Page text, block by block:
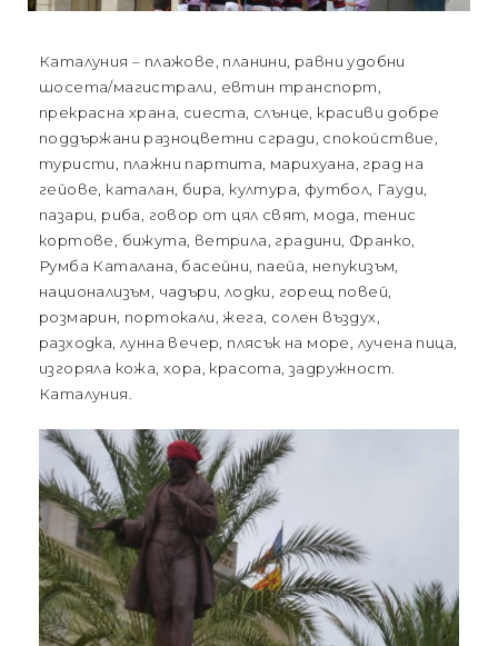
Каталуния – плажове, планини, равни удобни
шосета/магистрали, евтин транспорт,
прекрасна храна, сиеста, слънце, красиви добре
поддържани разноцветни сгради, спокойствие,
туристи, плажни партита, марихуана, град на
гейове, каталан, бира, култура, футбол, Гауди,
пазари, риба, говор от цял свят, мода, тенис
кортове, бижута, ветрила, градини, Франко,
Румба Каталана, басейни, паейа, непукизъм,
национализъм, чадъри, лодки, горещ повей,
розмарин, портокали, жега, солен въздух,
разходка, лунна вечер, плясък на море, лучена пица,
изгоряла кожа, хора, красота, задружност.
Каталуния.